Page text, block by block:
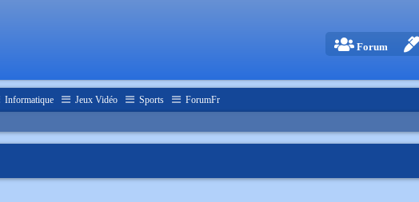
Forum
Informatique Jeux Vidéo Sports ForumFr